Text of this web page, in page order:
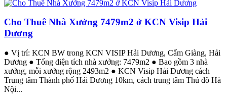
Cho Thuê Nhà Xưởng 7479m2 ở KCN Visip Hải
Dương
● Vị trí: KCN BW trong KCN VISIP Hải Dương, Cẩm Giàng, Hải
Dương ● Tổng diện tích nhà xưởng: 7479m2 ● Bao gồm 3 nhà
xưởng, mỗi xưởng rộng 2493m2 ● KCN Visip Hải Dương cách
Trung tâm Thành phố Hải Dương 10km, cách trung tâm Thủ đô Hà
Nội...